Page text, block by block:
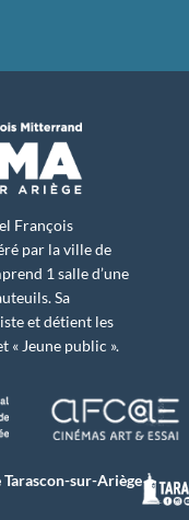
François
par la ville de
1 salle d’une
Sa
et détient les
« Jeune public ».
sur-Ariège